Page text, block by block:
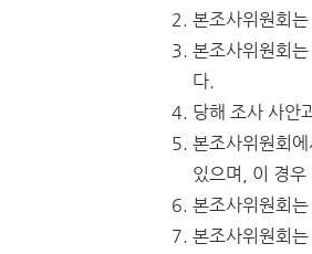
본조사위원회
본조사위원회
다.
당해 조사 사안
본조사위원회
있으며, 이 경
본조사위원회
본조사위원회